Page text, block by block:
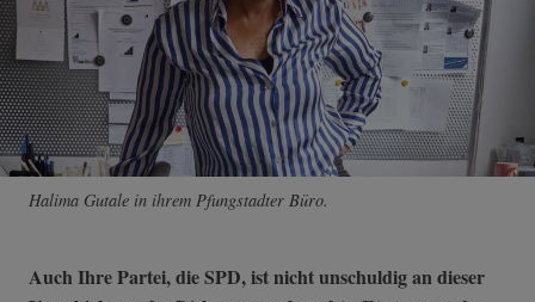
Halima Gutale in ihrem Pfungstadter Büro.
Auch Ihre Partei, die SPD, ist nicht unschuldig an dieser